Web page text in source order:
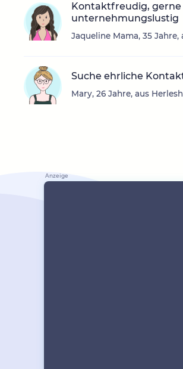
Kontaktfreudig, gerne
unternehmungslustig
Jaqueline Mama, 35 Jahre,
Suche ehrliche
Mary, 26 Jahre, aus